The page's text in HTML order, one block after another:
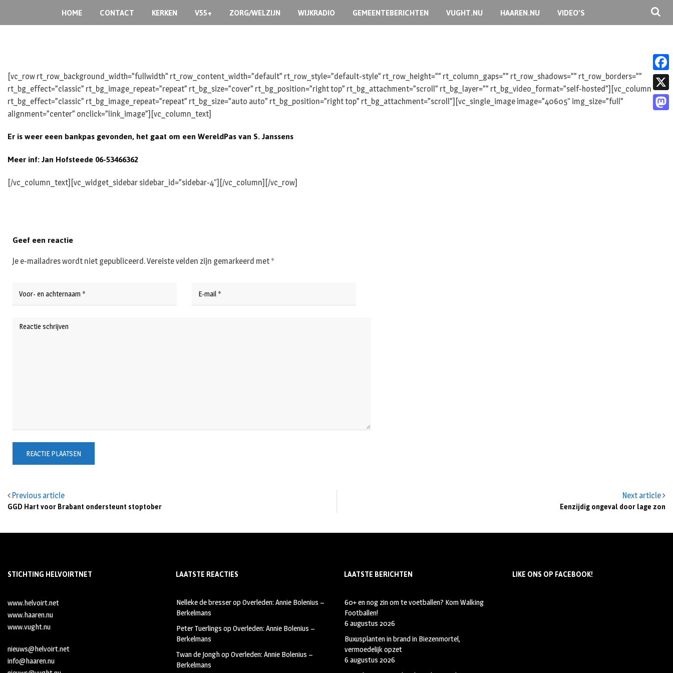
HOME CONTACT KERKEN V55+ ZORG/WELZIJN WIJKRADIO GEMEENTEBERICHTEN VUGHT.NU HAAREN.NU VIDEO’S
[vc_row rt_row_background_width=”fullwidth” rt_row_content_width=”default” rt_row_style=”default-style” rt_row_height=”” rt_column_gaps=”” rt_row_shadows=”” rt_row_borders=””
rt_bg_effect=”classic” rt_bg_image_repeat=”repeat” rt_bg_size=”cover” rt_bg_position=”right top” rt_bg_attachment=”scroll” rt_bg_layer=”” rt_bg_video_format=”self-hosted”][vc_column
rt_bg_effect=”classic” rt_bg_image_repeat=”repeat” rt_bg_size=”auto auto” rt_bg_position=”right top” rt_bg_attachment=”scroll”][vc_single_image image=”40605″ img_size=”full”
alignment=”center” onclick=”link_image”][vc_column_text]
Er is weer eeen bankpas gevonden, het gaat om een WereldPas van S. Janssens
Meer inf: Jan Hofsteede 06-53466362
[/vc_column_text][vc_widget_sidebar sidebar_id=”sidebar-4″][/vc_column][/vc_row]
Previous article
GGD Hart voor Brabant ondersteunt stoptober
Next article
Eenzijdig ongeval door lage zon
Geef een reactie
Je e-mailadres wordt niet gepubliceerd.Vereiste velden zijn gemarkeerd met *
STICHTING HELVOIRTNET
www.helvoirt.net
www.haaren.nu
www.vught.nu
nieuws@helvoirt.net
info@haaren.nu
LAATSTE REACTIES
Nelleke de bresseropOverleden: Annie Bolenius –
Berkelmans
Peter Tuerlings opOverleden: Annie Bolenius –
Berkelmans
Twan de JonghopOverleden: Annie Bolenius –
Berkelmans
LAATSTE BERICHTEN
60+ en nog zin om te voetballen? Kom Walking
Footballen!
6 augustus 2026
Buxusplanten in brand in Biezenmortel,
vermoedelijk opzet
6 augustus 2026
LIKE ONS OP FACEBOOK!
F
a
c
X